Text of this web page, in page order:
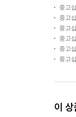
중고
중고
중고
중고
중고
중고
이